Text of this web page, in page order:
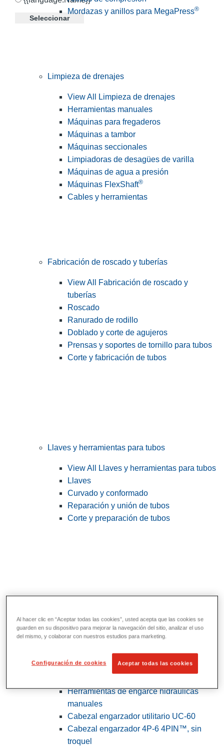
Seleccionar
Mordazas y anillos para MegaPress®
Limpieza de drenajes
View All Limpieza de drenajes
Herramientas manuales
Máquinas para fregaderos
Máquinas a tambor
Máquinas seccionales
Limpiadoras de desagües de varilla
Máquinas de agua a presión
Máquinas FlexShaft®
Cables y herramientas
Fabricación de roscado y tuberías
View All Fabricación de roscado y
tuberías
Roscado
Ranurado de rodillo
Doblado y corte de agujeros
Prensas y soportes de tornillo para tubos
Corte y fabricación de tubos
Llaves y herramientas para tubos
View All Llaves y herramientas para tubos
Llaves
Curvado y conformado
Reparación y unión de tubos
Corte y preparación de tubos
Herramientas de servicios públicos y de
View All Herramientas de servicios
Herramientas de engarce hidráulicas
manuales
Cabezal engarzador utilitario UC-60
Cabezal engarzador 4P-6 4PIN™, sin
troquel
Al hacer clic en “Aceptar todas las cookies”, usted acepta que las cookies se
guarden en su dispositivo para mejorar la navegación del sitio, analizar el uso
del mismo, y colaborar con nuestros estudios para marketing.
Configuración de cookies Aceptar todas las cookies